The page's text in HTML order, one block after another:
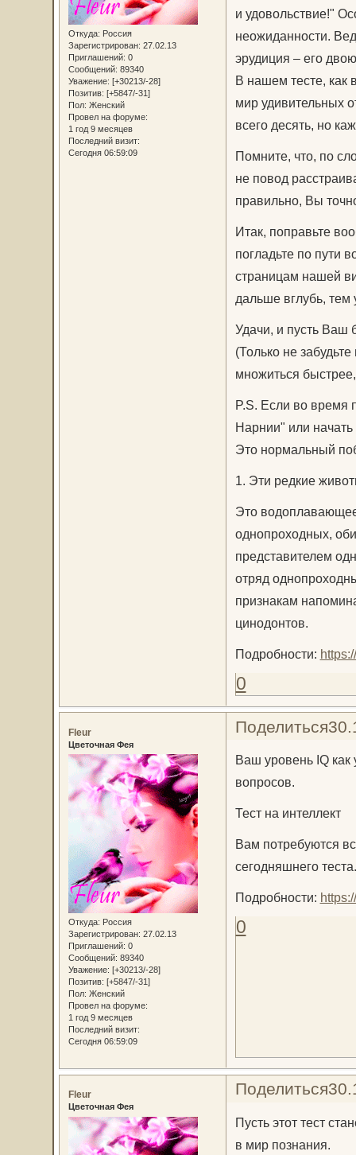
Откуда: Россия
Зарегистрирован: 27.02.13
Приглашений: 0
Сообщений: 89340
Уважение: [+30213/-28]
Позитив: [+5847/-31]
Пол: Женский
Провел на форуме:
1 год 9 месяцев
Последний визит:
Сегодня 06:59:09
и удовольствие!"
неожиданности.
эрудиция – его
В нашем тесте, как
мир удивительных
всего десять, но
Помните, что, по
не повод
правильно, Вы
Итак, поправьте
погладьте по пути
страницам нашей
дальше вглубь, тем
Удачи, и пусть Ваш
(Только не
множиться
P.S. Если во время
Нарнии" или начать
Это нормальный
1. Эти редкие
Это
однопроходных,
представителем
отряд
признакам
цинодонтов.
Подробности:
0
Поделиться
Fleur
Цветочная Фея
Откуда: Россия
Зарегистрирован: 27.02.13
Приглашений: 0
Сообщений: 89340
Уважение: [+30213/-28]
Позитив: [+5847/-31]
Пол: Женский
Провел на форуме:
1 год 9 месяцев
Последний визит:
Сегодня 06:59:09
Ваш уровень IQ как
вопросов.
Тест на интеллект
Вам потребуются
сегодняшнего теста.
Подробности:
0
Поделиться
Fleur
Цветочная Фея
Пусть этот тест
в мир познания.